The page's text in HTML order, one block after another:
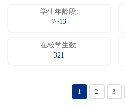
学生年龄段:
7~13
在校学生数:
321
1 2 3